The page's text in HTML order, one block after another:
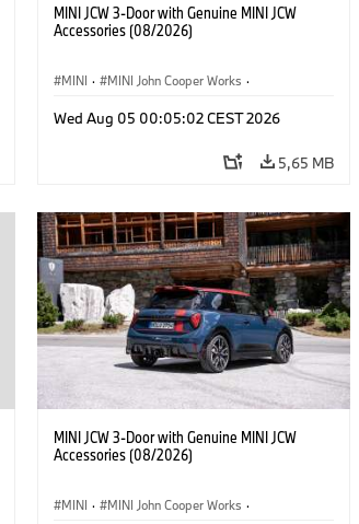
MINI JCW 3-Door with Genuine MINI JCW
Accessories (08/2026)
MINI · MINI John Cooper Works ·
Wed Aug 05 00:05:02 CEST 2026
5,65 MB
MINI JCW 3-Door with Genuine MINI JCW
Accessories (08/2026)
MINI · MINI John Cooper Works ·